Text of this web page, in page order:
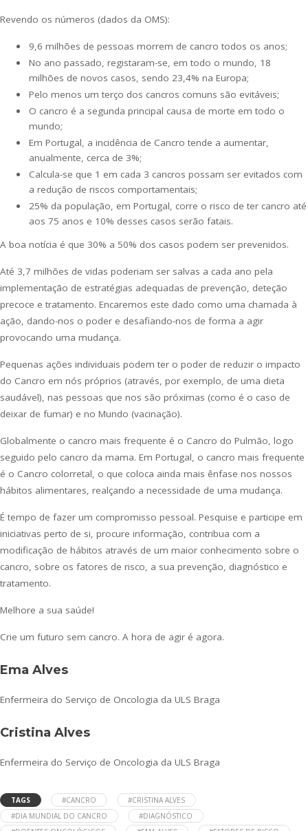
Revendo os números (dados da OMS):
9,6 milhões de pessoas morrem de cancro todos os anos;
No ano passado, registaram-se, em todo o mundo, 18
milhões de novos casos, sendo 23,4% na Europa;
Pelo menos um terço dos cancros comuns são evitáveis;
O cancro é a segunda principal causa de morte em todo o
mundo;
Em Portugal, a incidência de Cancro tende a aumentar,
anualmente, cerca de 3%;
Calcula-se que 1 em cada 3 cancros possam ser evitados com
a redução de riscos comportamentais;
25% da população, em Portugal, corre o risco de ter cancro até
aos 75 anos e 10% desses casos serão fatais.
A boa notícia é que 30% a 50% dos casos podem ser prevenidos.
Até 3,7 milhões de vidas poderiam ser salvas a cada ano pela
implementação de estratégias adequadas de prevenção, deteção
precoce e tratamento. Encaremos este dado como uma chamada à
ação, dando-nos o poder e desafiando-nos de forma a agir
provocando uma mudança.
Pequenas ações individuais podem ter o poder de reduzir o impacto
do Cancro em nós próprios (através, por exemplo, de uma dieta
saudável), nas pessoas que nos são próximas (como é o caso de
deixar de fumar) e no Mundo (vacinação).
Globalmente o cancro mais frequente é o Cancro do Pulmão, logo
seguido pelo cancro da mama. Em Portugal, o cancro mais frequente
é o Cancro colorretal, o que coloca ainda mais ênfase nos nossos
hábitos alimentares, realçando a necessidade de uma mudança.
É tempo de fazer um compromisso pessoal. Pesquise e participe em
iniciativas perto de si, procure informação, contribua com a
modificação de hábitos através de um maior conhecimento sobre o
cancro, sobre os fatores de risco, a sua prevenção, diagnóstico e
tratamento.
Melhore a sua saúde!
Crie um futuro sem cancro. A hora de agir é agora.
Ema Alves
Enfermeira do Serviço de Oncologia da ULS Braga
Cristina Alves
Enfermeira do Serviço de Oncologia da ULS Braga
TAGS #CANCRO
#CRISTINA ALVES
#DIA MUNDIAL DO CANCRO
#DIAGNÓSTICO